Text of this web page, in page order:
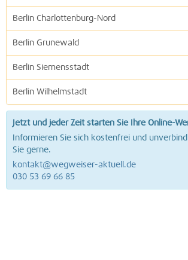
Berlin Charlottenburg-Nord
Berlin Grunewald
Berlin Siemensstadt
Berlin Wilhelmstadt
Jetzt und jeder Zeit starten Sie Ihre Online-
Informieren Sie sich kostenfrei und
Sie gerne.
kontakt@wegweiser-aktuell.de
030 53 69 66 85